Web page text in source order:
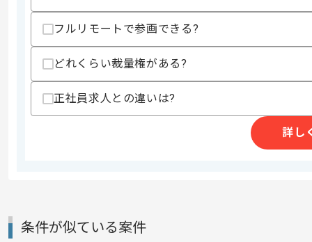
スキル
・VMware ESXi5.5運用経験
・Windows、RHELの知見
・VMware、PowerCLIによるコマンド
・ONTAPの知見
・NSXの運用経験
・NetApp cDOTの運用経験
上記に似た経験やスキルをお持ちであれば
その他募集要項
募集人数
フルリモートで参画できる?
どれくらい裁量権がある?
正社員求人との違いは?
詳し
条件が似ている案件